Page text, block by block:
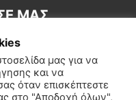
ΜΑΣ
μας για να
και να
όταν επισκέπτεστε
στο "Αποδοχή όλων",